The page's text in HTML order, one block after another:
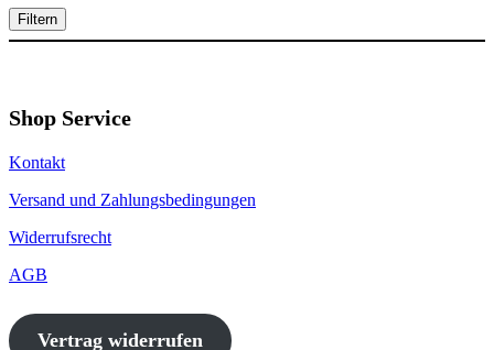
Filtern
Shop Service
Kontakt
Versand und Zahlungsbedingungen
Widerrufsrecht
AGB
Vertrag widerrufen